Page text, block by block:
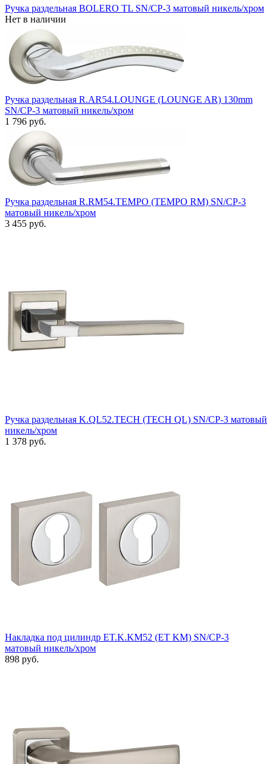
Ручка раздельная BOLERO TL SN/CP-3 матовый никель/хром
Нет в наличии
Ручка раздельная R.AR54.LOUNGE (LOUNGE AR) 130mm
SN/CP-3 матовый никель/хром
1 796 руб.
Ручка раздельная R.RM54.TEMPO (TEMPO RM) SN/CP-3
матовый никель/хром
3 455 руб.
Ручка раздельная K.QL52.TECH (TECH QL) SN/CP-3 матовый
никель/хром
1 378 руб.
Накладка под цилиндр ET.K.KM52 (ET KM) SN/CP-3
матовый никель/хром
898 руб.